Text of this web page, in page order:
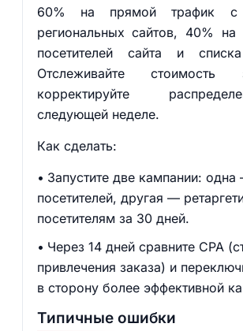
60% на прямой трафик
региональных сайтов, 40% на
посетителей сайта и
Отслеживайте
корректируйте
следующей неделе.
Как сделать:
Запустите две кампании:
посетителей, другая —
посетителям за 30 дней.
Через 14 дней сравните CPA
привлечения заказа) и
в сторону более эффективной
Типичные ошибки